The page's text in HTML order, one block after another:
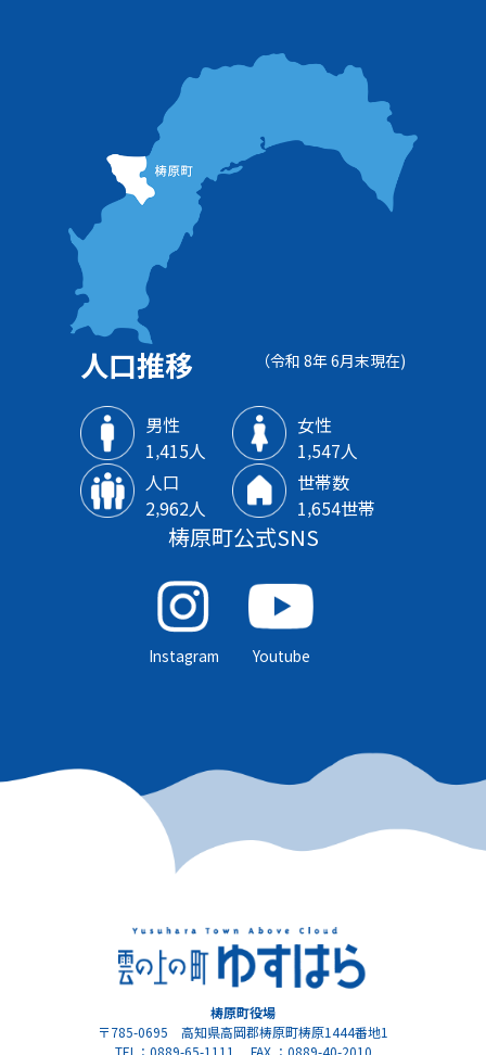
人口推移 （令和 8年 6月末現在)
男性
1‚415人
女性
1‚547人
人口
2‚962人
世帯数
1‚654世帯
梼原町公式SNS
Instagram Youtube
梼原町役場
〒785-0695 高知県高岡郡梼原町梼原1444番地1
TEL：0889-65-1111 FAX ：0889-40-2010